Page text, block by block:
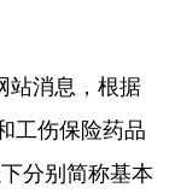
消息，根据
工伤保险药品
分别简称基本